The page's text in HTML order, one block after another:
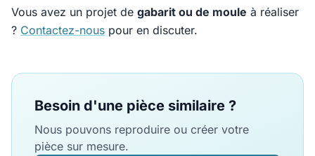
Vous avez un projet de gabarit ou de moule à réaliser
? Contactez-nous pour en discuter.
Besoin d'une pièce similaire ?
Nous pouvons reproduire ou créer votre
pièce sur mesure.